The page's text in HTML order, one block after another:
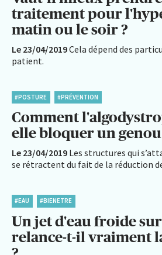
traitement pour
matin ou le soir ?
Le 23/04/2019Cela dépend des
patient.
#POSTURE #PRÉVENTION
Comment
elle bloquer un genou
Le 23/04/2019 Les structures qui
se rétractent du fait de la réduction
#EAU #BIENETRE
Un jet d'eau froide
relance-t-il vraiment